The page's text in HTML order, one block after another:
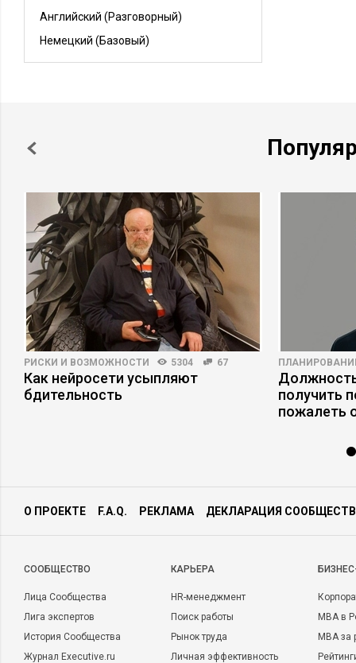
Английский (Разговорный)
Немецкий (Базовый)
РИСКИ И ВОЗМОЖНОСТИ 5304 67
Как нейросети усыпляют
бдительность
получить
пожалеть
О ПРОЕКТЕ F.A.Q. РЕКЛАМА ДЕКЛАРАЦИЯ
CООБЩЕСТВО
Лица Сообщества
Лига экспертов
История Сообщества
Журнал Executive.ru
КАРЬЕРА
HR-менеджмент
Поиск работы
Рынок труда
Личная эффективность
MBA в
MBA